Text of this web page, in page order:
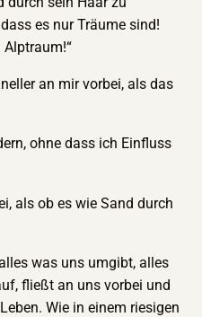
es nur Träume sind!
an mir vorbei, als das
ohne dass ich Einfluss
als ob es wie Sand durch
was uns umgibt, alles
fließt an uns vorbei und
Wie in einem riesigen